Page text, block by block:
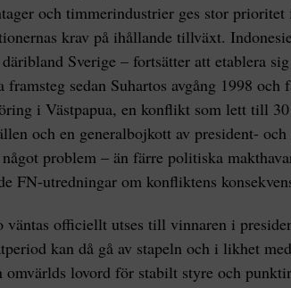
och timmerindustrier ges stor
krav på ihållande tillväxt.
Sverige – fortsätter att etablera
framsteg sedan Suhartos avgång 1998 och
i Västpapua, en konflikt som lett till
och en generalbojkott av president-
problem – än färre politiska
FN-utredningar om konfliktens
väntas officiellt utses till vinnaren i
kan då gå av stapeln och i likhet
omvärlds lovord för stabilt styre och